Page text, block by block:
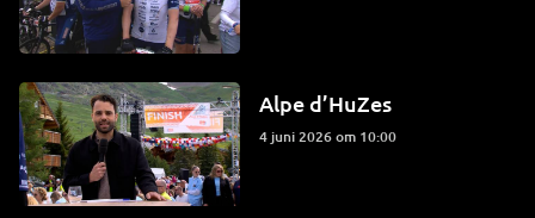
Alpe d’HuZes
4 juni 2026 om 10:00